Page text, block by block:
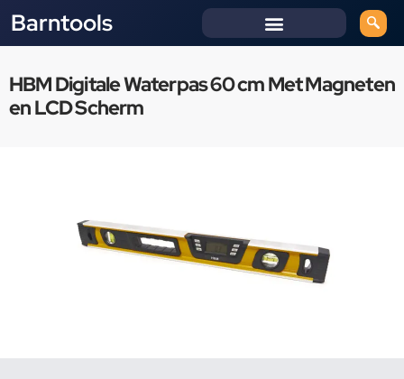
Barntools
HBM Digitale Waterpas 60 cm Met Magneten
en LCD Scherm